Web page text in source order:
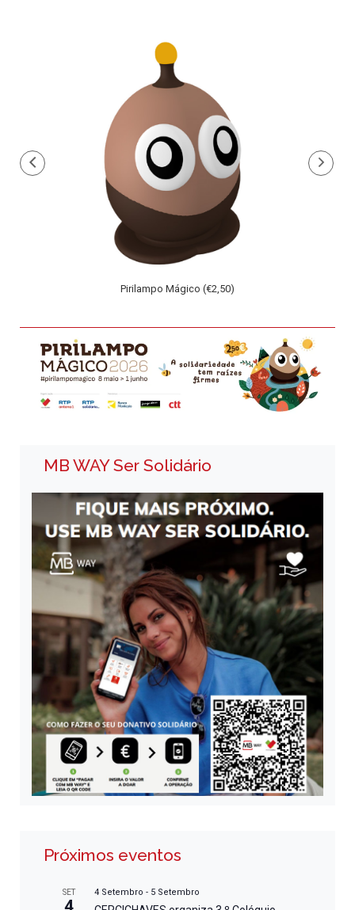
Pirilampo Mágico (€2,50)
MB WAY Ser Solidário
Próximos eventos
SET
4
4 Setembro - 5 Setembro